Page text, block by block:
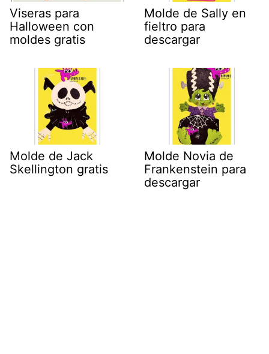
Viseras para
Halloween con
moldes gratis
Molde de Sally en
fieltro para
descargar
Molde de Jack
Skellington gratis
Molde Novia de
Frankenstein para
descargar